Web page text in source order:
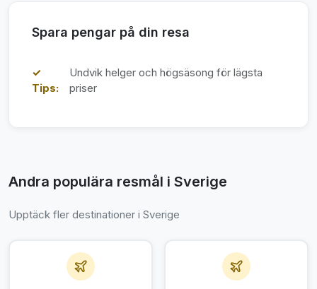
Spara pengar på din resa
✓
Tips:
Undvik helger och högsäsong för lägsta
priser
Andra populära resmål i Sverige
Upptäck fler destinationer i Sverige